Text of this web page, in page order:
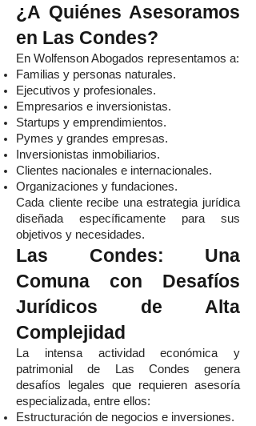
¿A Quiénes Asesoramos
en Las Condes?
En Wolfenson Abogados representamos a:
Familias y personas naturales.
Ejecutivos y profesionales.
Empresarios e inversionistas.
Startups y emprendimientos.
Pymes y grandes empresas.
Inversionistas inmobiliarios.
Clientes nacionales e internacionales.
Organizaciones y fundaciones.
Cada cliente recibe una estrategia jurídica
diseñada específicamente para sus
objetivos y necesidades.
Las Condes: Una
Comuna con Desafíos
Jurídicos de Alta
Complejidad
La intensa actividad económica y
patrimonial de Las Condes genera
desafíos legales que requieren asesoría
especializada, entre ellos:
Estructuración de negocios e inversiones.